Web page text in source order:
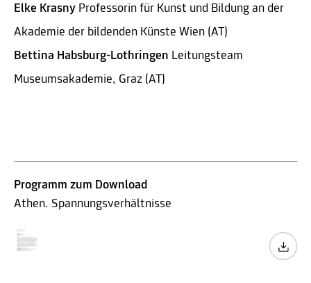
Elke Krasny Professorin für Kunst und Bildung an der
Akademie der bildenden Künste Wien (AT)
Bettina Habsburg-Lothringen Leitungsteam
Museumsakademie, Graz (AT)
Programm zum Download
Athen. Spannungsverhältnisse